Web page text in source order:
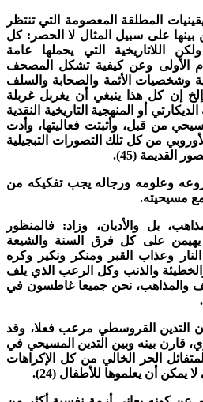
المطلقة المعصومة التي تنتظر
على سبيل المثال لا الحصر: كل
اللاتاريخية التي يحملها عامة
الأولى وعن كيفية تشكل المصحف
وشخصيات الأئمة والصحابة والسلف
إن كل هذا ينبغي أن يغربل غربلة
أو المنهجية التاريخية النقدية
من قبل، وأثبتت فعاليتها، وأدت
من كل تلك التصورات التبجيلية
(45).
وعلومه ورجاله يجب تفكيكه من
مسيحيته.
بل والأديان، وزاد: فالمنظور
على كل فرق السنة والشيعة
وعذاب القبر ومنكر ونكير وكره
والذنب وكل الرعب الذي يلف
والمذاهب، نحن جميعا غاطسون في
القروسطي مرعب فعلا، وقد
قارن بينه وبين التدين المسيحي في
الحر الخالي من كل الإكراهات
يمكن أن يعلموها للأطفال (24).